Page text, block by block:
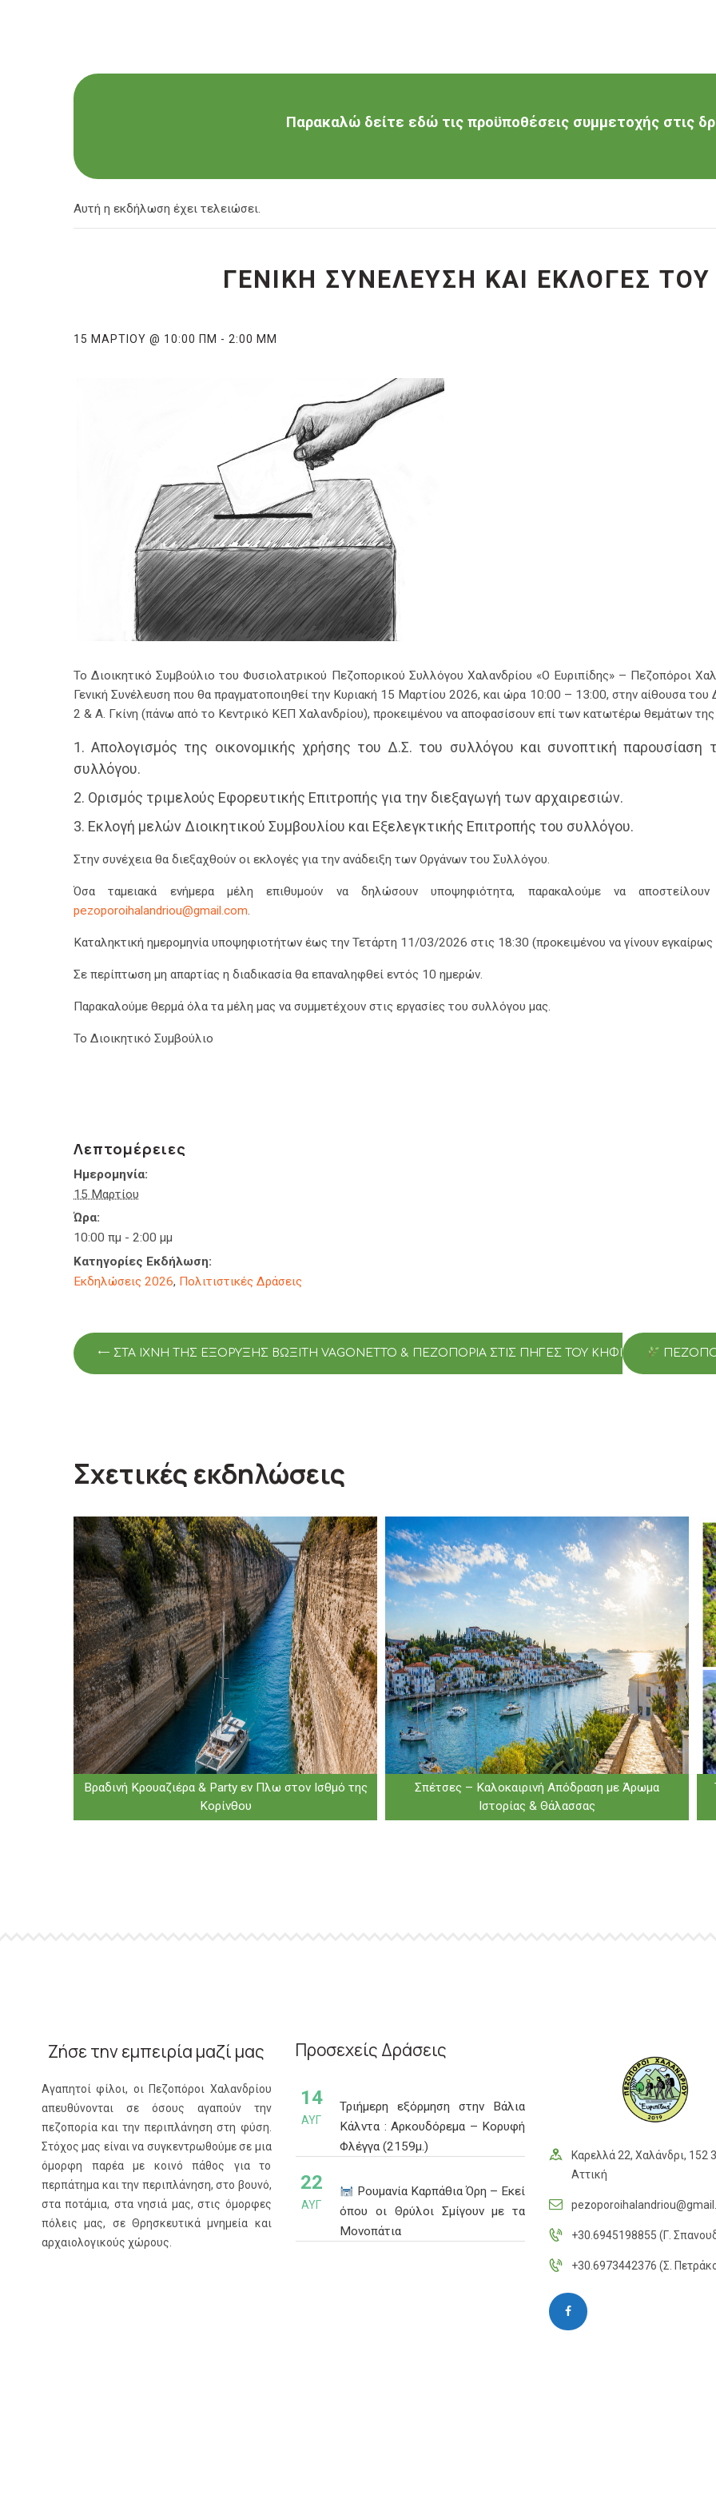
Παρακαλώ δείτε εδώ τις προϋποθέσεις συμμετοχής στις
Αυτή η εκδήλωση έχει τελειώσει.
ΓΕΝΙΚΗ ΣΥΝΕΛΕΥΣΗ ΚΑΙ ΕΚΛΟΓΕΣ
15 ΜΑΡΤΊΟΥ @ 10:00 ΠΜ - 2:00 ΜΜ
Το Διοικητικό Συμβούλιο του Φυσιολατρικού Πεζοπορικού Συλλόγου Χαλανδρίου «Ο Ευριπίδης» – Πεζοπόροι
Γενική Συνέλευση που θα πραγματοποιηθεί την Κυριακή 15 Μαρτίου 2026, και ώρα 10:00 – 13:00, στην αίθουσα
2 & Α. Γκίνη (πάνω από το Κεντρικό ΚΕΠ Χαλανδρίου), προκειμένου να αποφασίσουν επί των κατωτέρω θεμάτων της
Απολογισμός της οικονομικής χρήσης του Δ.Σ. του συλλόγου και συνοπτική
συλλόγου.
Ορισμός τριμελούς Εφορευτικής Επιτροπής για την διεξαγωγή των αρχαιρεσιών.
Εκλογή μελών Διοικητικού Συμβουλίου και Εξελεγκτικής Επιτροπής του συλλόγου.
Στην συνέχεια θα διεξαχθούν οι εκλογές για την ανάδειξη των Οργάνων του Συλλόγου.
Όσα ταμειακά ενήμερα μέλη επιθυμούν να δηλώσουν υποψηφιότητα, παρακαλούμε να
pezoporoihalandriou@gmail.com
Καταληκτική ημερομηνία υποψηφιοτήτων έως την Τετάρτη 11/03/2026 στις 18:30 (προκειμένου να γίνουν εγκαίρως
Σε περίπτωση μη απαρτίας η διαδικασία θα επαναληφθεί εντός 10 ημερών.
Παρακαλούμε θερμά όλα τα μέλη μας να συμμετέχουν στις εργασίες του συλλόγου μας.
Το Διοικητικό Συμβούλιο
Λεπτομέρειες
Ημερομηνία:
15 Μαρτίου
Ώρα:
10:00 πμ - 2:00 μμ
Κατηγορίες Εκδήλωση:
Εκδηλώσεις 2026, Πολιτιστικές Δράσεις
ΣΤΑ ΊΧΝΗ ΤΗΣ ΕΞΌΡΥΞΗΣ ΒΩΞΊΤΗ VAGONETTO & ΠΕΖΟΠΟΡΊΑ ΣΤΙΣ ΠΗΓΈΣ ΤΟΥ ΚΗΦΙΣΟΎ – ΦΩΚΊΔΑ
Σχετικές εκδηλώσεις
Βραδινή Κρουαζιέρα & Party εν Πλω στον Ισθμό της
Κορίνθου
Σπέτσες – Καλοκαιρινή Απόδραση με Άρωμα
Ιστορίας & Θάλασσας
Ζήσε την εμπειρία μαζί μας
Αγαπητοί φίλοι, οι Πεζοπόροι Χαλανδρίου
απευθύνονται σε όσους αγαπούν την
πεζοπορία και την περιπλάνηση στη φύση.
Στόχος μας είναι να συγκεντρωθούμε σε μια
όμορφη παρέα με κοινό πάθος για το
περπάτημα και την περιπλάνηση, στο βουνό,
στα ποτάμια, στα νησιά μας, στις όμορφες
πόλεις μας, σε Θρησκευτικά μνημεία και
αρχαιολογικούς χώρους.
Προσεχείς Δράσεις
14
ΑΥΓ
Τριήμερη εξόρμηση στην Βάλια
Κάλντα : Αρκουδόρεμα – Κορυφή
Φλέγγα (2159μ.)
22
ΑΥΓ
Ρουμανία Καρπάθια Όρη – Εκεί
όπου οι Θρύλοι Σμίγουν με τα
Μονοπάτια
Καρελλά 22, Χαλάνδρι, 152
Αττική
+30.6945198855 (Γ.
+30.6973442376 (Σ.